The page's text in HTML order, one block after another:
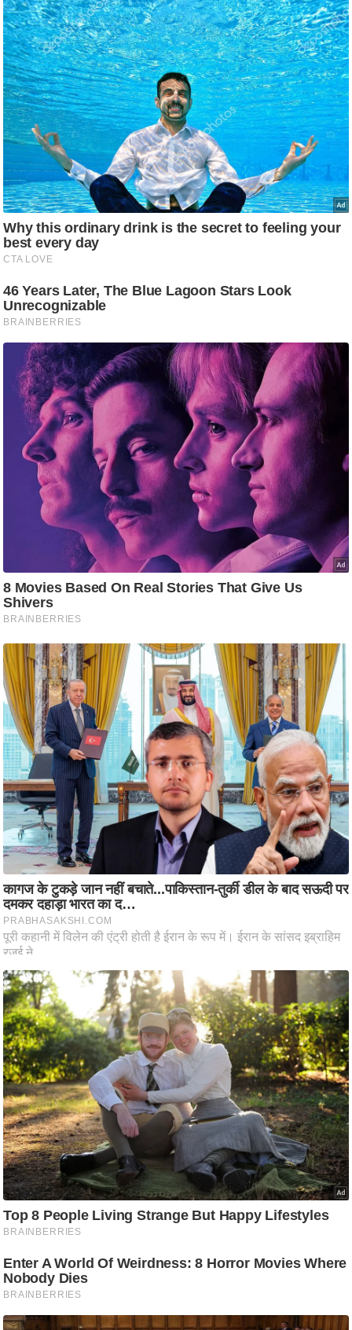
g
N
e
w
s
ला
इ
स्टा
इ
ल
टे
क्नॉ
जी
ब्यू
टी
फै
श
घ
र्य
ट
न
स्थ
ल
फि
ट
ने
स
मं
त्रा
रि
ले
श
न
शि
प
रा
ज
नी
ति
वि
श्ले
ष
ण
स
म
सा
म
यि
क
मा
तृ
भू
मि
स्तं